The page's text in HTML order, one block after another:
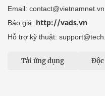
Email: contact@vietnamnet.vn
Báo giá: http://vads.vn
Hỗ trợ kỹ thuật:
Tải ứng dụng Độc